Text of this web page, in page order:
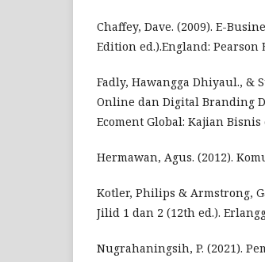
Chaffey, Dave. (2009). E-
Edition ed.).England: Pearson
Fadly, Hawangga Dhiyaul., &
Online dan Digital Branding
Ecoment Global: Kajian Bisnis
Hermawan, Agus. (2012).
Kotler, Philips & Armstrong,
Jilid 1 dan 2 (12th ed.).
Nugrahaningsih, P. (2021).